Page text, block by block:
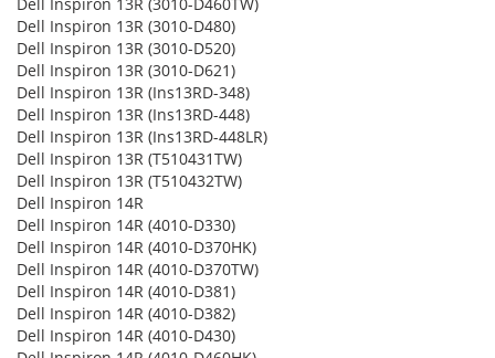
Dell Inspiron 13R (3010-D480)
Dell Inspiron 13R (3010-D520)
Dell Inspiron 13R (3010-D621)
Dell Inspiron 13R (Ins13RD-348)
Dell Inspiron 13R (Ins13RD-448)
Dell Inspiron 13R (Ins13RD-448LR)
Dell Inspiron 13R (T510431TW)
Dell Inspiron 13R (T510432TW)
Dell Inspiron 14R
Dell Inspiron 14R (4010-D330)
Dell Inspiron 14R (4010-D370HK)
Dell Inspiron 14R (4010-D370TW)
Dell Inspiron 14R (4010-D381)
Dell Inspiron 14R (4010-D382)
Dell Inspiron 14R (4010-D430)